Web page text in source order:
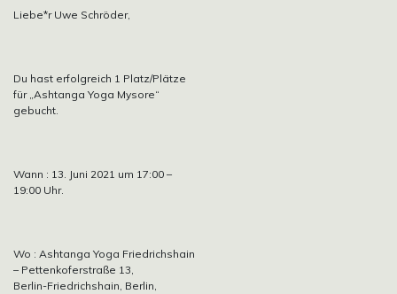
Liebe*r Uwe Schröder,
Du hast erfolgreich 1 Platz/Plätze
für „Ashtanga Yoga Mysore“
gebucht.
Wann : 13. Juni 2021 um 17:00 –
19:00 Uhr.
Wo : Ashtanga Yoga Friedrichshain
– Pettenkoferstraße 13,
Berlin-Friedrichshain, Berlin,